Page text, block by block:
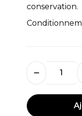
conservation.